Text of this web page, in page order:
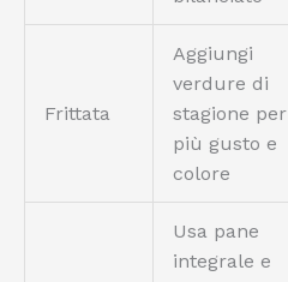
Frittata
Aggiungi
verdure di
stagione per
più gusto e
colore
Usa pane
integrale e